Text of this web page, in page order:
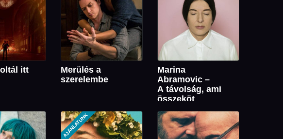
itt
Merülés a
szerelembe
Marina
Abramovic –
A távolság, ami
összeköt
AJÁNLATUNK